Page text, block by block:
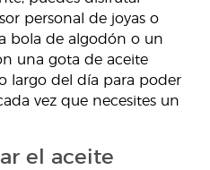
personal de joyas o
bola de algodón o un
una gota de aceite
largo del día para poder
vez que necesites un
el aceite